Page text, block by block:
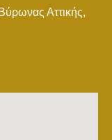
Αττικής,